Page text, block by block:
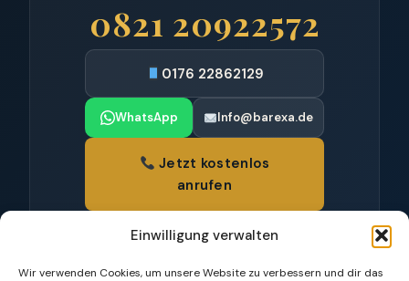
Einwilligung verwalten
Wir verwenden Cookies, um unsere Website zu verbessern und dir das
0821 20922572
0176 22862129
WhatsApp Info@barexa.de
Jetzt kostenlos
anrufen
86199 Augsburg
und Umgebung